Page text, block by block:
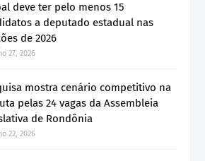
deve ter pelo menos 15
a deputado estadual nas
de 2026
27, 2026
mostra cenário competitivo na
pelas 24 vagas da Assembleia
de Rondônia
22, 2026